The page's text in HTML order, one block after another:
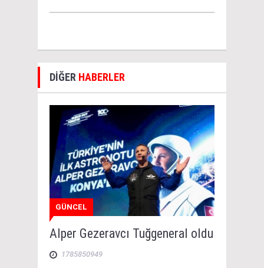
DİĞER HABERLER
GÜNCEL
Alper Gezeravcı Tuğgeneral oldu
1785850949